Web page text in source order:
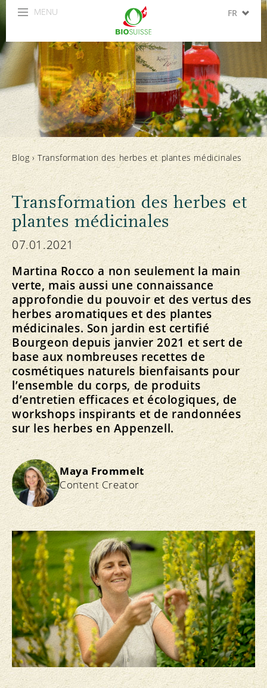
MENU FR
EN
ES
Blog›Transformation des herbes et plantes médicinales
Transformation des herbes et
plantes médicinales
07.01.2021
Martina Rocco a non seulement la main
verte, mais aussi une connaissance
approfondie du pouvoir et des vertus des
herbes aromatiques et des plantes
médicinales. Son jardin est certifié
Bourgeon depuis janvier 2021 et sert de
base aux nombreuses recettes de
cosmétiques naturels bienfaisants pour
l’ensemble du corps, de produits
d’entretien efficaces et écologiques, de
workshops inspirants et de randonnées
sur les herbes en Appenzell.
Maya Frommelt
Content Creator